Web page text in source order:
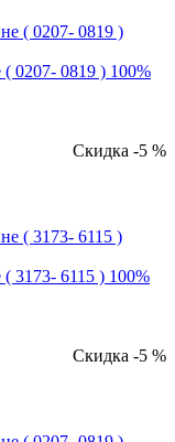
0207- 0819 ) 100%
Скидка -5 %
3173- 6115 ) 100%
Скидка -5 %